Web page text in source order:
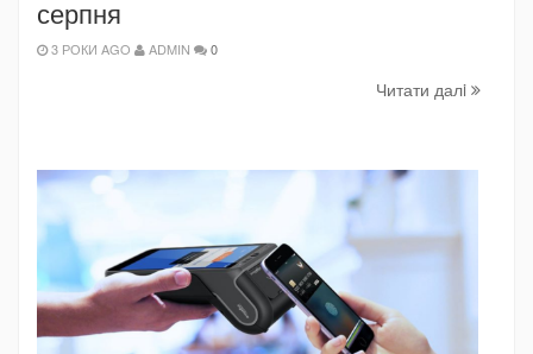
серпня
3 РОКИ AGO ADMIN 0
Читати далi